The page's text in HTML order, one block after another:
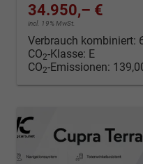
34.950,– €
incl. 19% MwSt.
Verbrauch kombiniert:
CO2-Klasse: E
CO2-Emissionen: